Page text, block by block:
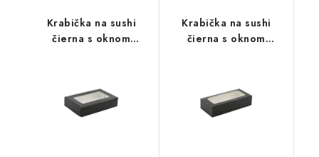
Krabička na sushi
čierna s oknom
Krabička na sushi
čierna s oknom